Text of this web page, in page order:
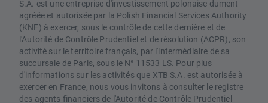
S.A. est une entreprise d'investissement polonaise dument
agréée et autorisée par la Polish Financial Services Authority
(KNF) à exercer, sous le contrôle de cette dernière et de
l'Autorité de Contrôle Prudentiel et de résolution (ACPR), son
activité sur le territoire français, par l'intermédiaire de sa
succursale de Paris, sous le N° 11533 LS. Pour plus
d'informations sur les activités que XTB S.A. est autorisée à
exercer en France, nous vous invitons à consulter le registre
des agents financiers de l'Autorité de Contrôle Prudentiel